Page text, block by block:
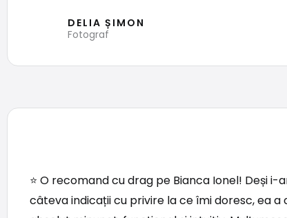
DELIA ȘIMON
Fotograf
⭐ O recomand cu drag pe Bianca Ionel! Deși i-
câteva indicații cu privire la ce îmi doresc, ea a